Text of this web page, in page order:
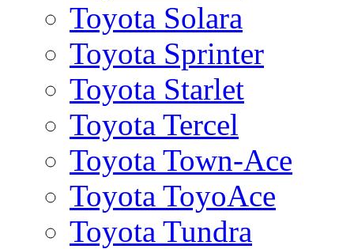
Toyota Solara
Toyota Sprinter
Toyota Starlet
Toyota Tercel
Toyota Town-Ace
Toyota ToyoAce
Toyota Tundra